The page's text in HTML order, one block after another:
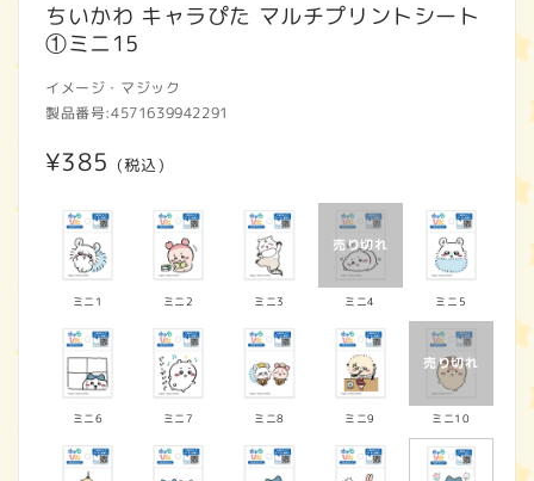
ちいかわ キャラぴた マルチプリントシート
①ミニ15
イメージ・マジック
製品番号:4571639942291
通
価
格
¥385 (税込)
ミニ1 ミニ2 ミニ3 ミニ4 ミニ5
ミニ6 ミニ7 ミニ8 ミニ9 ミニ10